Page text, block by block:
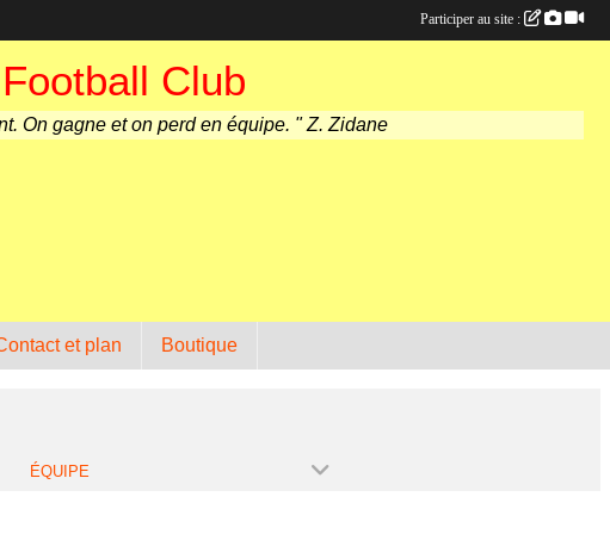
Club
On gagne et on perd en équipe. " Z. Zidane
et plan Boutique
ÉQUIPE
Participer au site :